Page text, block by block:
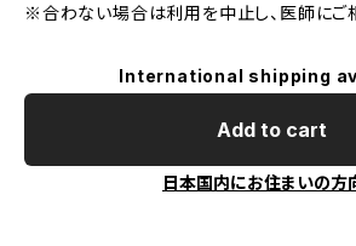
※合わない場合は利用を中止し、医師にご
International shipping
Add to cart
日本国内にお住まいの方